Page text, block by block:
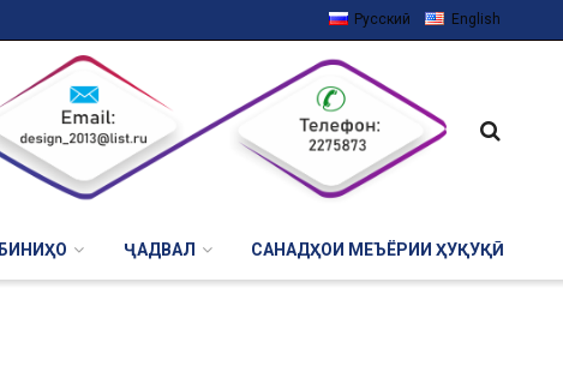
Русский English
ҶАДВАЛ САНАДҲОИ МЕЪЁРИИ ҲУҚУҚӢ